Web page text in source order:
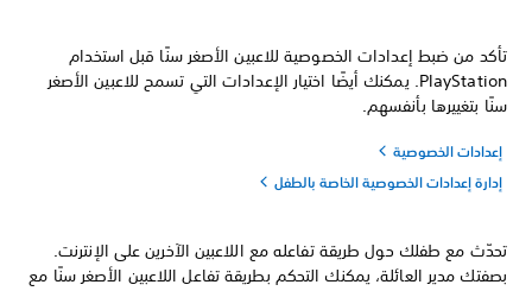
تأكد من ضبط إعدادات الخصوصية للاعبين الأصغر سنًا قبل استخدام
PlayStation. يمكنك أيضًا اختيار الإعدادات التي تسمح للاعبين الأصغر
سنًا بتغييرها بأنفسهم.
إعدادات الخصوصية
إدارة إعدادات الخصوصية الخاصة بالطفل
تحدّث مع طفلك حول طريقة تفاعله مع اللاعبين الآخرين على الإنترنت.
بصفتك مدير العائلة، يمكنك التحكم بطريقة تفاعل اللاعبين الأصغر سنًا مع